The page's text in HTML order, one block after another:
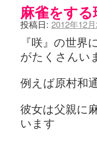
麻雀をする
投稿日: 2012年12
『咲』の世
がたくさんい
例えば原村和
彼女は父親に
います